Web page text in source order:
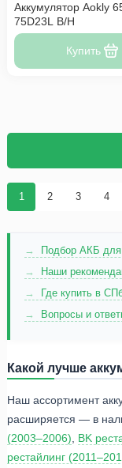
Аккумулятор Aokly
75D23L B/H
Купить
1 2 3 4
Подбор АКБ
Наши
Где купить в
Вопросы и
Какой лучше
Наш ассортимент
расширяется — в
(2003–2006)
BK
рестайлинг